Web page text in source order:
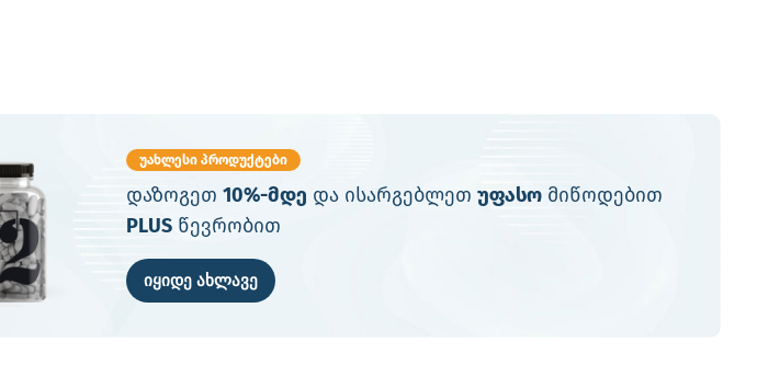
უახლესი პროდუქტები
დაზოგეთ 10%-მდე და ისარგებლეთ უფასო მიწოდებით
PLUS წევრობით
იყიდე ახლავე